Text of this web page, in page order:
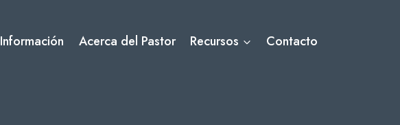
Información Acerca del Pastor Recursos Contacto